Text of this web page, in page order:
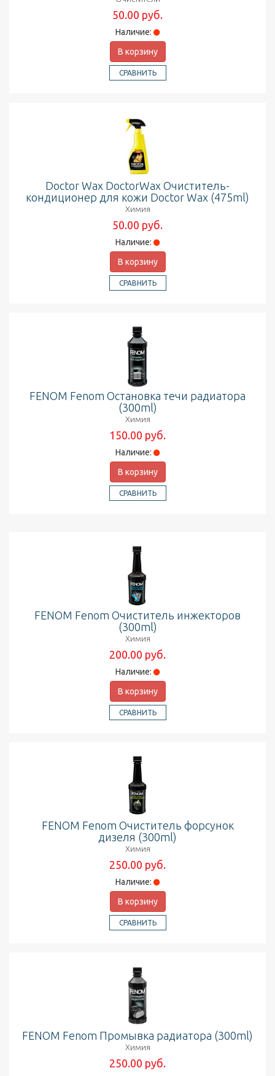
50.00 руб.
Наличие:
В корзину
СРАВНИТЬ
Doctor Wax DoctorWax Очиститель-
кондиционер для кожи Doctor Wax (475ml)
Химия
50.00 руб.
Наличие:
В корзину
СРАВНИТЬ
FENOM Fenom Остановка течи радиатора
(300ml)
Химия
150.00 руб.
Наличие:
В корзину
СРАВНИТЬ
FENOM Fenom Очиститель инжекторов
(300ml)
Химия
200.00 руб.
Наличие:
В корзину
СРАВНИТЬ
FENOM Fenom Очиститель форсунок
дизеля (300ml)
Химия
250.00 руб.
Наличие:
В корзину
СРАВНИТЬ
FENOM Fenom Промывка радиатора (300ml)
Химия
250.00 руб.